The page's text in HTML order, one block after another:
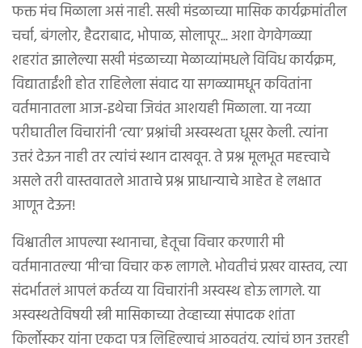
फक्त मंच मिळाला असं नाही. सखी मंडळाच्या मासिक कार्यक्रमांतील
चर्चा, बंगलोर, हैदराबाद, भोपाळ, सोलापूर... अशा वेगवेगळ्या
शहरांत झालेल्या सखी मंडळाच्या मेळाव्यांमधले विविध कार्यक्रम,
विद्याताईंशी होत राहिलेला संवाद या सगळ्यामधून कवितांना
वर्तमानातला आज-इथेचा जिवंत आशयही मिळाला. या नव्या
परीघातील विचारांनी ‘त्या’ प्रश्नांची अस्वस्थता धूसर केली. त्यांना
उत्तरं देऊन नाही तर त्यांचं स्थान दाखवून. ते प्रश्न मूलभूत महत्त्वाचे
असले तरी वास्तवातले आताचे प्रश्न प्राधान्याचे आहेत हे लक्षात
आणून देऊन!
विश्वातील आपल्या स्थानाचा, हेतूचा विचार करणारी मी
वर्तमानातल्या ‘मी’चा विचार करू लागले. भोवतीचं प्रखर वास्तव, त्या
संदर्भातलं आपलं कर्तव्य या विचारांनी अस्वस्थ होऊ लागले. या
अस्वस्थतेविषयी स्त्री मासिकाच्या तेव्हाच्या संपादक शांता
किर्लोस्कर यांना एकदा पत्र लिहिल्याचं आठवतंय. त्यांचं छान उत्तरही